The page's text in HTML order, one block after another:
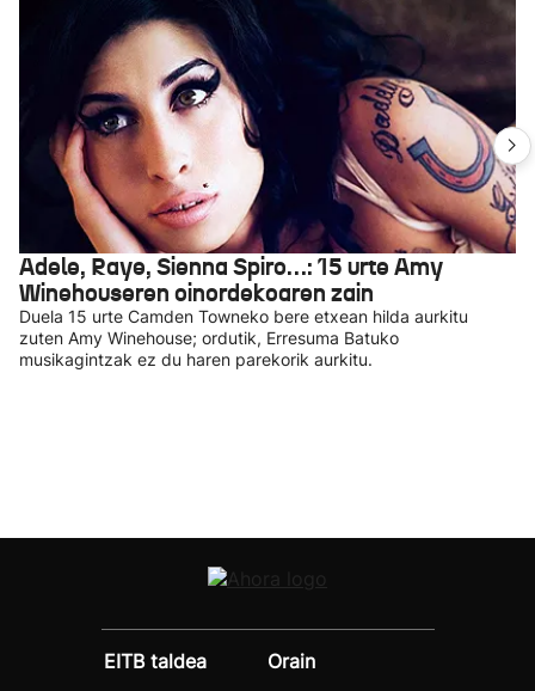
Adele, Raye, Sienna Spiro…: 15 urte Amy
Winehouseren oinordekoaren zain
Duela 15 urte Camden Towneko bere etxean hilda aurkitu
zuten Amy Winehouse; ordutik, Erresuma Batuko
musikagintzak ez du haren parekorik aurkitu.
EITB taldea
Orain